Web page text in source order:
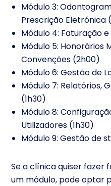
Módulo 3:
Prescrição Eletrónica
Módulo 4: Faturação
Módulo 5: Honorários
Convenções (2h00)
Módulo 6: Gestão de
Módulo 7: Relatórios,
(1h30)
Módulo 8:
Utilizadores (1h30)
Módulo 9: Gestão de
Se a clínica quiser fazer
um módulo, pode optar